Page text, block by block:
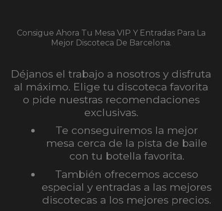
Consigue Ahora Tu Mesa VIP Y Entradas Para La
Mejor Discoteca De Barcelona.
Déjanos el trabajo a nosotros y disfruta
al máximo. Elige tu discoteca favorita
o pide nuestras recomendaciones
exclusivas.
Te conseguiremos la mejor
mesa cerca de la pista de baile
con tu botella favorita.
También ofrecemos acceso
especial y entradas a las mejores
discotecas a los mejores precios.